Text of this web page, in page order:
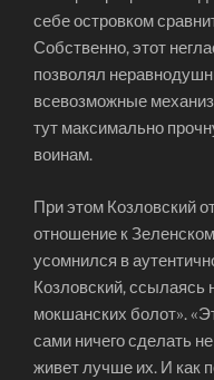
себе островком
Собственно, этот
позволял
всевозможные
тут максимально
воинам.
При этом Козловский
отношение к
усомнился в
Козловский, ссылаясь
мокшанских болот».
сами ничего сделать
живет лучше их. И как